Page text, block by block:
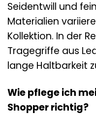
Seidentwill und
Materialien
Kollektion. In der
Tragegriffe aus
lange Haltbarkeit
Wie pflege ich
Shopper richtig?